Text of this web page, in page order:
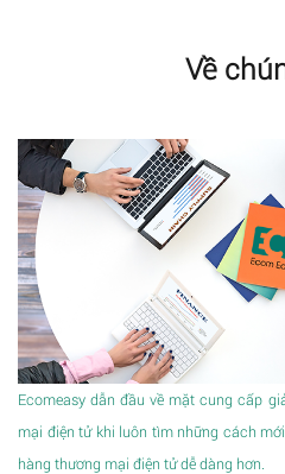
Về
Ecomeasy dẫn đầu về mặt cung cấp
mại điện tử khi luôn tìm những cách
hàng thương mại điện tử dễ dàng hơn.